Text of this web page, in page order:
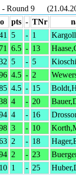
- Round 9
pts - TNr
5 - 1
6.5 - 13
5 - 5
4.5 - 2
4.5 - 15
4 - 20
4 - 16
3 - 10
2 - 18
2 - 23
1 - 25